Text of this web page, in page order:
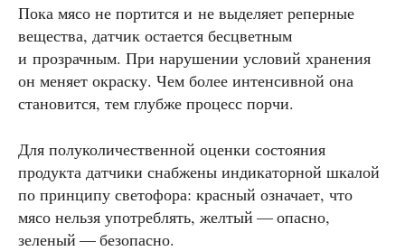
Пока мясо не портится и не выделяет реперные
вещества, датчик остается бесцветным
и прозрачным. При нарушении условий хранения
он меняет окраску. Чем более интенсивной она
становится, тем глубже процесс порчи.
Для полуколичественной оценки состояния
продукта датчики снабжены индикаторной шкалой
по принципу светофора: красный означает, что
мясо нельзя употреблять, желтый — опасно,
зеленый — безопасно.